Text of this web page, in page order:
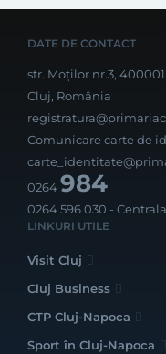
DATE DE CONTACT
str. Moților nr.3,
Cluj, România
Comunicare carte de
0264984
0264 596 030 -
LINKURI UTILE
Visit Cluj
Cluj Business
CTP Cluj-Napoca
Sport în Cluj-Napoca